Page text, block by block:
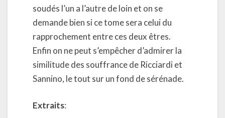
soudés l’un a l’autre de loin et on se
demande bien si ce tome sera celui du
rapprochement entre ces deux êtres.
Enfin on ne peut s’empêcher d’admirer la
similitude des souffrance de Ricciardi et
Sannino, le tout sur un fond de sérénade.
Extraits: